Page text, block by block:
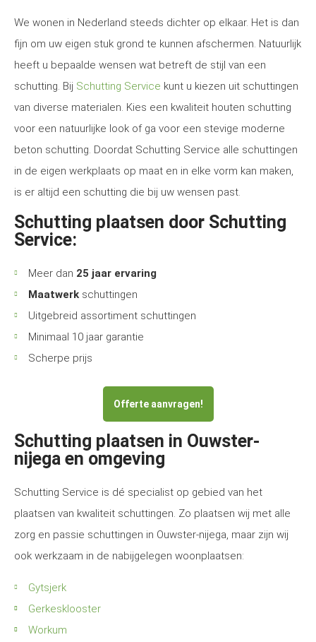
We wonen in Nederland steeds dichter op elkaar. Het is dan
fijn om uw eigen stuk grond te kunnen afschermen. Natuurlijk
heeft u bepaalde wensen wat betreft de stijl van een
schutting. Bij Schutting Service kunt u kiezen uit schuttingen
van diverse materialen. Kies een kwaliteit houten schutting
voor een natuurlijke look of ga voor een stevige moderne
beton schutting. Doordat Schutting Service alle schuttingen
in de eigen werkplaats op maat en in elke vorm kan maken,
is er altijd een schutting die bij uw wensen past.
Schutting plaatsen door Schutting
Service:
Meer dan 25 jaar ervaring
Maatwerk schuttingen
Uitgebreid assortiment schuttingen
Minimaal 10 jaar garantie
Scherpe prijs
Offerte aanvragen!
Schutting plaatsen in Ouwster-
nijega en omgeving
Schutting Service is dé specialist op gebied van het
plaatsen van kwaliteit schuttingen. Zo plaatsen wij met alle
zorg en passie schuttingen in Ouwster-nijega, maar zijn wij
ook werkzaam in de nabijgelegen woonplaatsen:
Gytsjerk
Gerkesklooster
Workum